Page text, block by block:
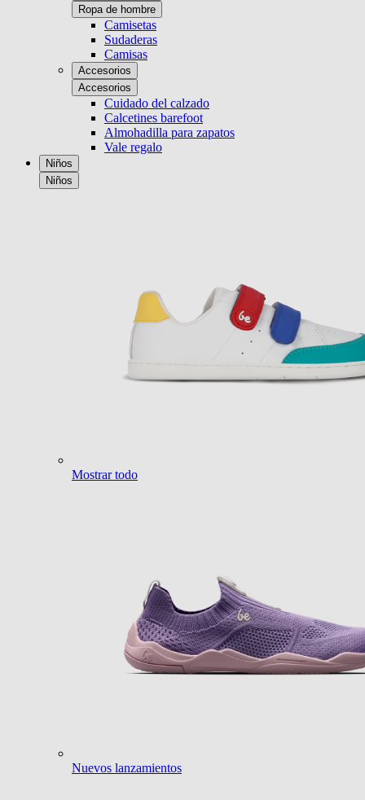
Ropa de hombre
Camisetas
Sudaderas
Camisas
Accesorios
Accesorios
Cuidado del calzado
Calcetines barefoot
Almohadilla para zapatos
Vale regalo
Niños
Niños
Mostrar todo
Nuevos lanzamientos